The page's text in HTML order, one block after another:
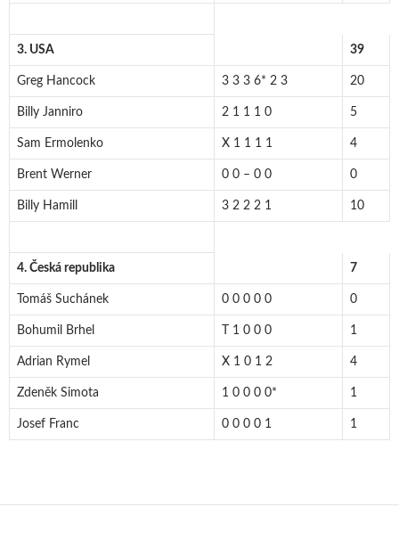
3. USA 39
Greg Hancock 3 3 3 6* 2 3 20
Billy Janniro 2 1 1 1 0 5
Sam Ermolenko X 1 1 1 1 4
Brent Werner 0 0 – 0 0 0
Billy Hamill 3 2 2 2 1 10
4. Česká republika 7
Tomáš Suchánek 0 0 0 0 0 0
Bohumil Brhel T 1 0 0 0 1
Adrian Rymel X 1 0 1 2 4
Zdeněk Simota 1 0 0 0 0* 1
Josef Franc 0 0 0 0 1 1